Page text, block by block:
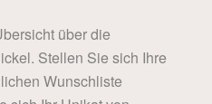
über die
Stellen Sie sich Ihre
Wunschliste